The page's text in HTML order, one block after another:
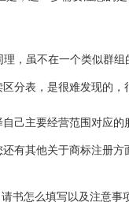
虽不在一个类似群组
分表，是很难发现的，
己主要经营范围对应
有其他关于商标注册方
书怎么填写以及注意事